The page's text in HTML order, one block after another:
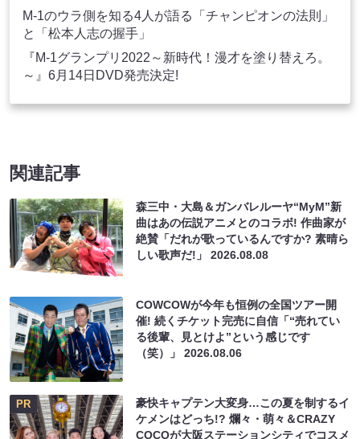
M-1のウラ側を知る4人が語る「チャンピオンの法則」
と「松本人志の握手」
『M-1グランプリ2022～新時代！漫才を塗り替えろ。
～』6月14日DVD発売決定!
関連記事
森三中・大島＆ガンバレルーヤ“MyM”新
曲はあの伝説アニメとのコラボ! 作曲家が
絶賛「だれが歌っているんですか? 素晴ら
しい歌声だ!」2026.08.08
COWCOWが今年も恒例の全国ツアー開
催! 続くチケット完売に自信「“売れてい
る後輩、見とけよ”という感じです
（笑）」2026.08.06
PR
豪快キャプテン大変身…この夏を制するイ
ケメンはどっち!? 爛々・萌々＆CRAZY
COCOが大阪ステーションシティでコスメ